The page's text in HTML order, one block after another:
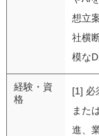
想立
社横
模な
経験・資
格
[1] 必
また
進、